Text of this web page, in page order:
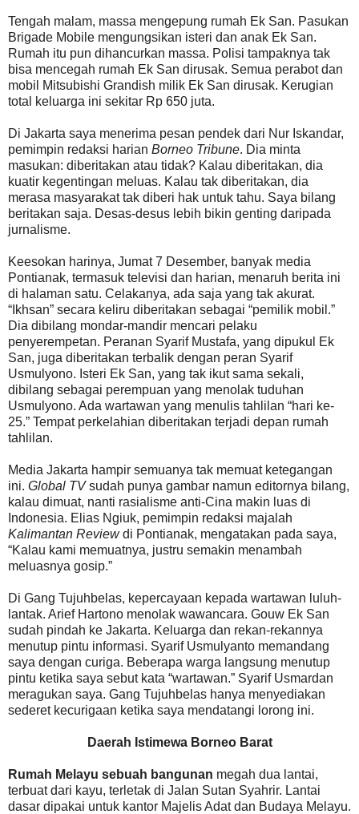
Tengah malam, massa mengepung rumah Ek San. Pasukan
Brigade Mobile mengungsikan isteri dan anak Ek San.
Rumah itu pun dihancurkan massa. Polisi tampaknya tak
bisa mencegah rumah Ek San dirusak. Semua perabot dan
mobil Mitsubishi Grandish milik Ek San dirusak. Kerugian
total keluarga ini sekitar Rp 650 juta.
Di Jakarta saya menerima pesan pendek dari Nur Iskandar,
pemimpin redaksi harian Borneo Tribune. Dia minta
masukan: diberitakan atau tidak? Kalau diberitakan, dia
kuatir kegentingan meluas. Kalau tak diberitakan, dia
merasa masyarakat tak diberi hak untuk tahu. Saya bilang
beritakan saja. Desas-desus lebih bikin genting daripada
jurnalisme.
Keesokan harinya, Jumat 7 Desember, banyak media
Pontianak, termasuk televisi dan harian, menaruh berita ini
di halaman satu. Celakanya, ada saja yang tak akurat.
“Ikhsan” secara keliru diberitakan sebagai “pemilik mobil.”
Dia dibilang mondar-mandir mencari pelaku
penyerempetan. Peranan Syarif Mustafa, yang dipukul Ek
San, juga diberitakan terbalik dengan peran Syarif
Usmulyono. Isteri Ek San, yang tak ikut sama sekali,
dibilang sebagai perempuan yang menolak tuduhan
Usmulyono. Ada wartawan yang menulis tahlilan “hari ke-
25.” Tempat perkelahian diberitakan terjadi depan rumah
tahlilan.
Media Jakarta hampir semuanya tak memuat ketegangan
ini. Global TVsudah punya gambar namun editornya bilang,
kalau dimuat, nanti rasialisme anti-Cina makin luas di
Indonesia. Elias Ngiuk, pemimpin redaksi majalah
Kalimantan Reviewdi Pontianak, mengatakan pada saya,
“Kalau kami memuatnya, justru semakin menambah
meluasnya gosip.”
Di Gang Tujuhbelas, kepercayaan kepada wartawan luluh-
lantak. Arief Hartono menolak wawancara. Gouw Ek San
sudah pindah ke Jakarta. Keluarga dan rekan-rekannya
menutup pintu informasi. Syarif Usmulyanto memandang
saya dengan curiga. Beberapa warga langsung menutup
pintu ketika saya sebut kata “wartawan.” Syarif Usmardan
meragukan saya. Gang Tujuhbelas hanya menyediakan
sederet kecurigaan ketika saya mendatangi lorong ini.
Daerah Istimewa Borneo Barat
Rumah Melayu sebuah bangunan megah dua lantai,
terbuat dari kayu, terletak di Jalan Sutan Syahrir. Lantai
dasar dipakai untuk kantor Majelis Adat dan Budaya Melayu.